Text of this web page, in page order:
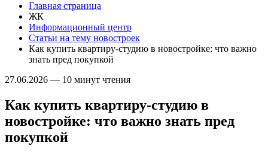
Главная страница
ЖК
Информационный центр
Статьи на тему новостроек
Как купить квартиру-студию в новостройке: что важно
знать пред покупкой
27.06.2026 — 10 минут чтения
Как купить квартиру-студию в
новостройке: что важно знать пред
покупкой